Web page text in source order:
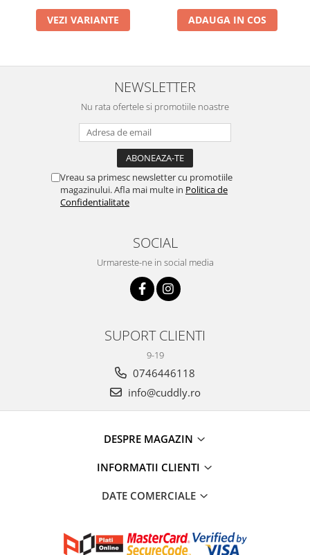
VEZI VARIANTE ADAUGA IN COS
NEWSLETTER
Nu rata ofertele si promotiile noastre
Vreau sa primesc newsletter cu promotiile
magazinului. Afla mai multe in Politica de
Confidentialitate
SOCIAL
Urmareste-ne in social media
SUPORT CLIENTI
9-19
0746446118
info@cuddly.ro
DESPRE MAGAZIN
INFORMATII CLIENTI
DATE COMERCIALE